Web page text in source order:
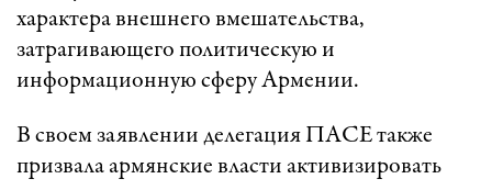
характера внешнего вмешательства,
затрагивающего политическую и
информационную сферу Армении.
В своем заявлении делегация ПАСЕ также
призвала армянские власти активизировать